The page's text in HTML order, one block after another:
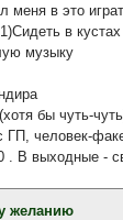
меня в это
в кустах
музыку
бы чуть-
ГП, человек-
. В выходные -
желанию